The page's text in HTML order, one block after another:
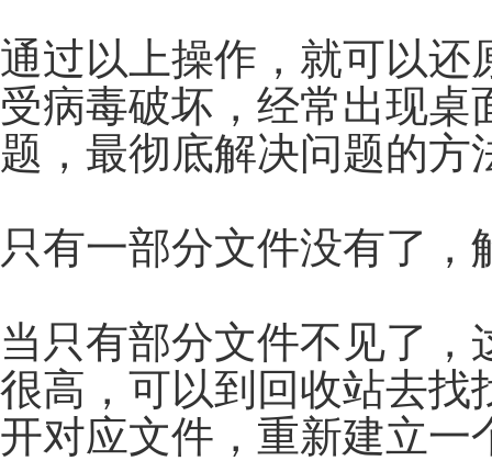
通过以上操作，就可以还
受病毒破坏，经常出现
题，最彻底解决问题的
只有一部分文件没有了，
当只有部分文件不见了，
很高，可以到回收站去找
开对应文件，重新建立一